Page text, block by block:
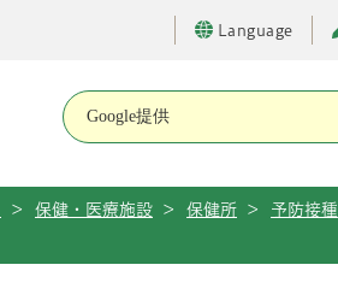
Language
> 保健・医療施設 > 保健所 > 予防接種